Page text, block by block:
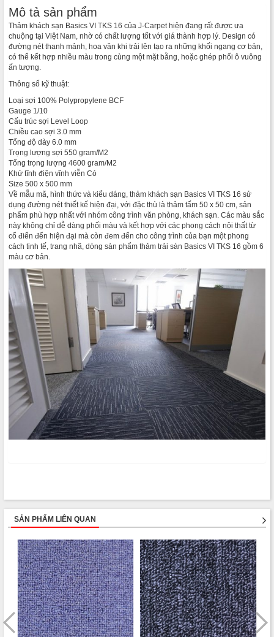
Mô tả sản phẩm
Thảm khách sạn Basics VI TKS 16 của J-Carpet hiện đang rất được ưa
chuộng tại Việt Nam, nhờ có chất lượng tốt với giá thành hợp lý. Design có
đường nét thanh mảnh, hoa văn khi trải lên tạo ra những khối ngang cơ bản,
có thể kết hợp nhiều màu trong cùng một mặt bằng, hoặc ghép phối ô vuông
ấn tượng.
Thông số kỹ thuật:
Loại sợi 100% Polypropylene BCF
Gauge 1/10
Cấu trúc sợi Level Loop
Chiều cao sợi 3.0 mm
Tổng độ dày 6.0 mm
Trọng lượng sợi 550 gram/M2
Tổng trọng lượng 4600 gram/M2
Khử tĩnh điện vĩnh viễn Có
Size 500 x 500 mm
Về mẫu mã, hình thức và kiểu dáng, thảm khách sạn Basics VI TKS 16 sử
dụng đường nét thiết kế hiện đại, với đặc thù là thảm tấm 50 x 50 cm, sản
phẩm phù hợp nhất với nhóm công trình văn phòng, khách sạn. Các màu sắc
này không chỉ dễ dàng phối màu và kết hợp với các phong cách nội thất từ
cổ điển đến hiện đại mà còn đem đến cho công trình của bạn một phong
cách tinh tế, trang nhã, dòng sàn phẩm thảm trải sàn Basics VI TKS 16 gồm 6
màu cơ bản.
SẢN PHẨM LIÊN QUAN